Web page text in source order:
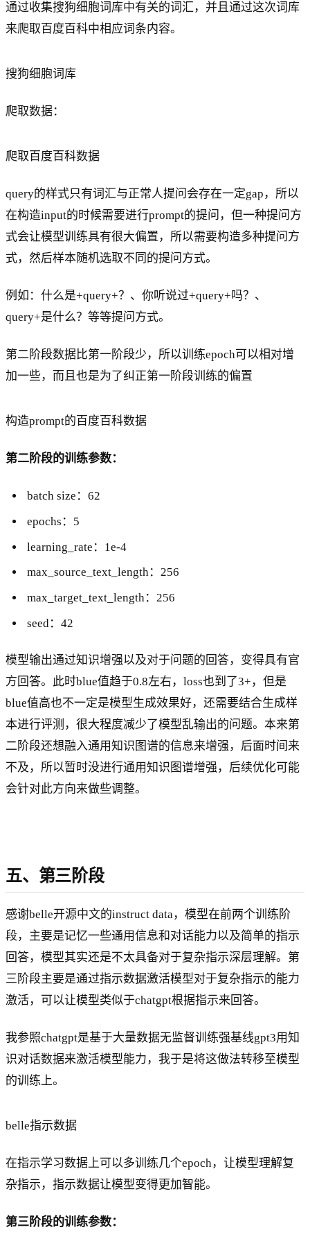
通过收集搜狗细胞词库中有关的词汇，并且通过这次词库
来爬取百度百科中相应词条内容。
搜狗细胞词库
爬取数据：
爬取百度百科数据
query的样式只有词汇与正常人提问会存在一定gap，所以
在构造input的时候需要进行prompt的提问，但一种提问方
式会让模型训练具有很大偏置，所以需要构造多种提问方
式，然后样本随机选取不同的提问方式。
例如：什么是+query+？、你听说过+query+吗？、
query+是什么？等等提问方式。
第二阶段数据比第一阶段少，所以训练epoch可以相对增
加一些，而且也是为了纠正第一阶段训练的偏置
构造prompt的百度百科数据
第二阶段的训练参数：
batch size：62
epochs：5
learning_rate：1e-4
max_source_text_length：256
max_target_text_length：256
seed：42
模型输出通过知识增强以及对于问题的回答，变得具有官
方回答。此时blue值趋于0.8左右，loss也到了3+，但是
blue值高也不一定是模型生成效果好，还需要结合生成样
本进行评测，很大程度减少了模型乱输出的问题。本来第
二阶段还想融入通用知识图谱的信息来增强，后面时间来
不及，所以暂时没进行通用知识图谱增强，后续优化可能
会针对此方向来做些调整。
五、第三阶段
感谢belle开源中文的instruct data，模型在前两个训练阶
段，主要是记忆一些通用信息和对话能力以及简单的指示
回答，模型其实还是不太具备对于复杂指示深层理解。第
三阶段主要是通过指示数据激活模型对于复杂指示的能力
激活，可以让模型类似于chatgpt根据指示来回答。
我参照chatgpt是基于大量数据无监督训练强基线gpt3用知
识对话数据来激活模型能力，我于是将这做法转移至模型
的训练上。
belle指示数据
在指示学习数据上可以多训练几个epoch，让模型理解复
杂指示，指示数据让模型变得更加智能。
第三阶段的训练参数：